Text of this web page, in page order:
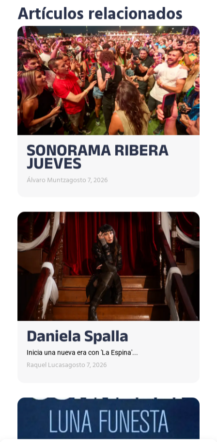
Artículos relacionados
SONORAMA RIBERA
JUEVES
Álvaro Muntzagosto 7, 2026
Daniela Spalla
Inicia una nueva era con 'La Espina'...
Raquel Lucasagosto 7, 2026